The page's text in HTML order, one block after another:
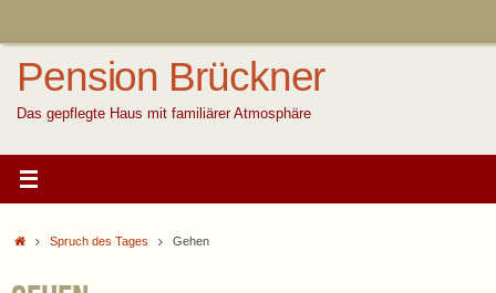
Pension Brückner
Das gepflegte Haus mit familiärer Atmosphäre
StartSpruch des Tages Gehen